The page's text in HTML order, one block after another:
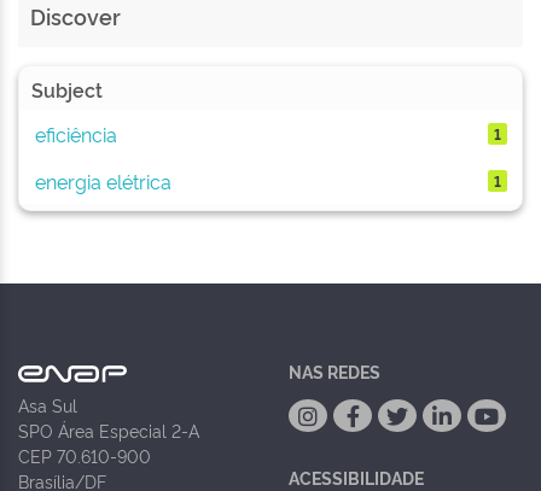
Discover
Subject
eficiência
1
energia elétrica 1
Asa Sul
SPO Área Especial 2-A
CEP 70.610-900
Brasília/DF
NAS REDES
ACESSIBILIDADE